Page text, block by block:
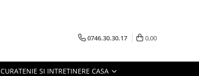
0746.30.30.17 0,00
CURATENIE SI INTRETINERE CASA